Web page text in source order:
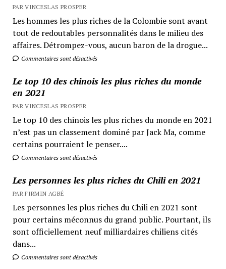
PAR VINCESLAS PROSPER
Les hommes les plus riches de la Colombie sont avant
tout de redoutables personnalités dans le milieu des
affaires. Détrompez-vous, aucun baron de la drogue...
Commentaires sont désactivés
Le top 10 des chinois les plus riches du monde
en 2021
PAR VINCESLAS PROSPER
Le top 10 des chinois les plus riches du monde en 2021
n’est pas un classement dominé par Jack Ma, comme
certains pourraient le penser....
Commentaires sont désactivés
Les personnes les plus riches du Chili en 2021
PAR FIRMIN AGBÉ
Les personnes les plus riches du Chili en 2021 sont
pour certains méconnus du grand public. Pourtant, ils
sont officiellement neuf milliardaires chiliens cités
dans...
Commentaires sont désactivés